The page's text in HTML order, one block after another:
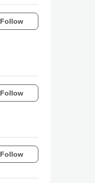
Follow
Follow
Follow